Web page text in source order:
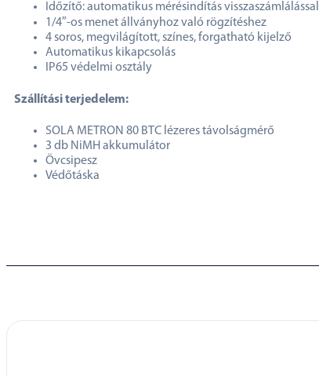
Időzítő: automatikus mérésindítás visszaszámlálással
1/4″-os menet állványhoz való rögzítéshez
4 soros, megvilágított, színes, forgatható kijelző
Automatikus kikapcsolás
IP65 védelmi osztály
Szállítási terjedelem:
SOLA METRON 80 BTC lézeres távolságmérő
3 db NiMH akkumulátor
Övcsipesz
Védőtáska